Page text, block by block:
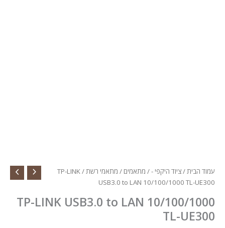
עמוד הבית/ציוד היקפי -/ מתאמים / מתאמי רשת
/ TP-LINK
USB3.0 to LAN 10/100/1000 TL-UE300
TP-LINK USB3.0 to LAN 10/100/1000
TL-UE300